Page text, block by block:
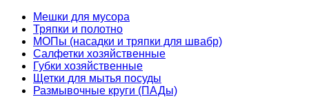
Мешки для мусора
Тряпки и полотно
МОПы (насадки и тряпки для швабр)
Салфетки хозяйственные
Губки хозяйственные
Щетки для мытья посуды
Размывочные круги (ПАДы)